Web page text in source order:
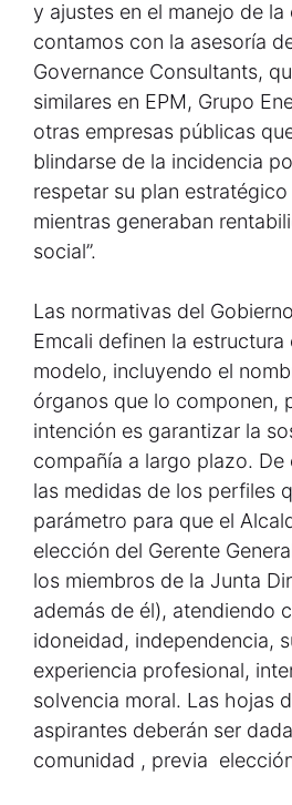
y ajustes en el manejo de la
contamos con la asesoría
Governance Consultants,
similares en EPM, Grupo
otras empresas públicas
blindarse de la incidencia
respetar su plan
mientras generaban
social”.
Las normativas del
Emcali definen la
modelo, incluyendo el
órganos que lo componen,
intención es garantizar la
compañía a largo plazo. De
las medidas de los perfiles
parámetro para que el
elección del Gerente
los miembros de la Junta
además de él), atendiendo
idoneidad, independencia,
experiencia profesional,
solvencia moral. Las hojas
aspirantes deberán ser
comunidad , previa